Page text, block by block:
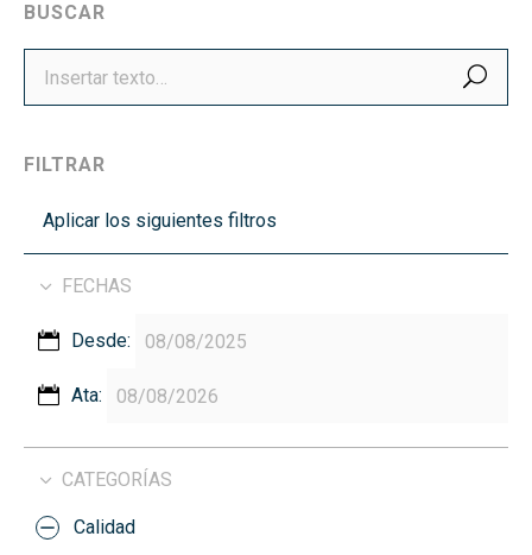
BUSCAR
FILTRAR
Aplicar los siguientes filtros
FECHAS
Desde:
Ata:
CATEGORÍAS
Calidad